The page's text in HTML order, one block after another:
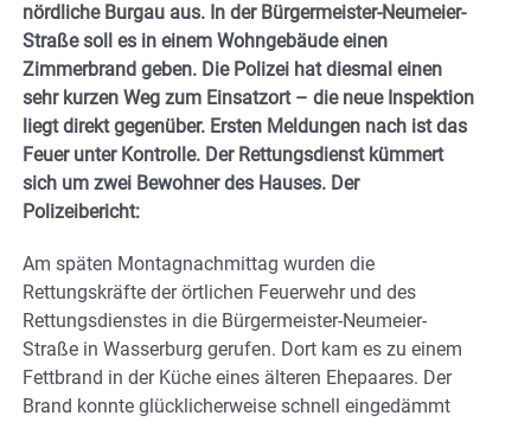
nördliche Burgau aus. In der Bürgermeister-Neumeier-
Straße soll es in einem Wohngebäude einen
Zimmerbrand geben. Die Polizei hat diesmal einen
sehr kurzen Weg zum Einsatzort – die neue Inspektion
liegt direkt gegenüber. Ersten Meldungen nach ist das
Feuer unter Kontrolle. Der Rettungsdienst kümmert
sich um zwei Bewohner des Hauses. Der
Polizeibericht:
Am späten Montagnachmittag wurden die
Rettungskräfte der örtlichen Feuerwehr und des
Rettungsdienstes in die Bürgermeister-Neumeier-
Straße in Wasserburg gerufen. Dort kam es zu einem
Fettbrand in der Küche eines älteren Ehepaares. Der
Brand konnte glücklicherweise schnell eingedämmt